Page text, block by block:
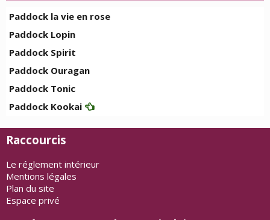
Paddock la vie en rose
Paddock Lopin
Paddock Spirit
Paddock Ouragan
Paddock Tonic
Paddock Kookai
Raccourcis
Le réglement intérieur
Mentions légales
Plan du site
Espace privé